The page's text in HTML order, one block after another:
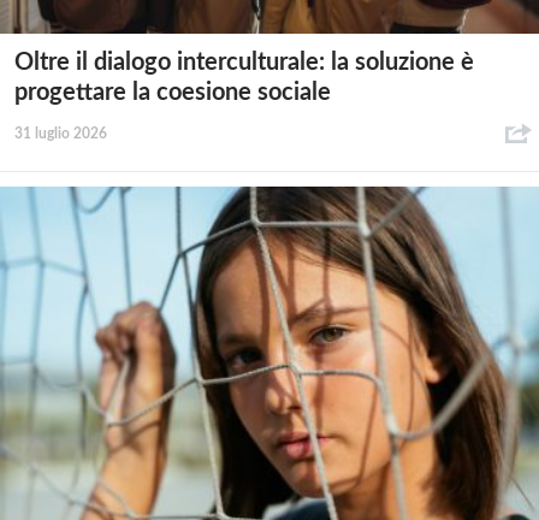
Oltre il dialogo interculturale: la soluzione è
progettare la coesione sociale
31 luglio 2026